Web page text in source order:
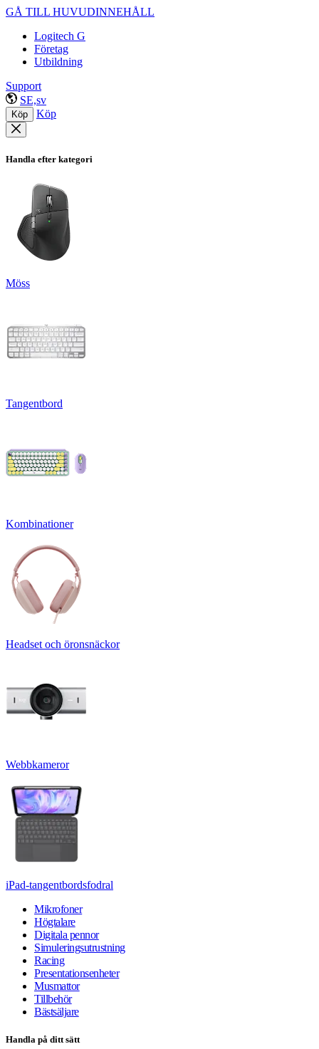
GÅ TILL HUVUDINNEHÅLL
Logitech G
Företag
Utbildning
Support
SE,sv
Köp Köp
Handla efter kategori
Möss
Tangentbord
Kombinationer
Headset och öronsnäckor
Webbkameror
iPad-tangentbordsfodral
Mikrofoner
Högtalare
Digitala pennor
Simuleringsutrustning
Racing
Presentationsenheter
Musmattor
Tillbehör
Bästsäljare
Handla på ditt sätt